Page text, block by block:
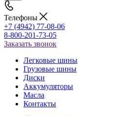
Телефоны
+7 (4942) 77-08-06
8-800-201-73-05
Заказать звонок
Легковые шины
Грузовые шины
Диски
Аккумуляторы
Масла
Контакты